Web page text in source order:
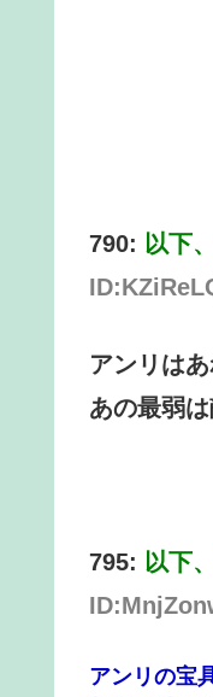
790: 以下
アンリは
あの最弱
795: 以下
アンリの宝